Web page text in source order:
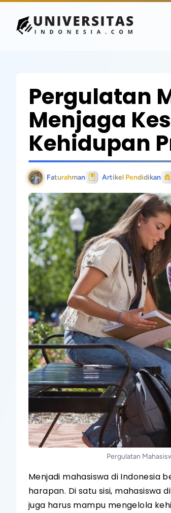
Pergulatan
Menjaga
Kehidupan
Faturahman Artikel Pendidikan
Pergulatan
Menjadi mahasiswa di Indonesia
harapan. Di satu sisi, mahasiswa
juga harus mampu mengelola